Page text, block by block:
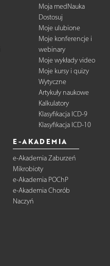
Moja medNauka
Dostosuj
Moje ulubione
Moje konferencje i
webinary
Moje wykłady video
Moje kursy i quizy
Wytyczne
Artykuły naukowe
Kalkulatory
Klasyfikacja ICD-9
Klasyfikacja ICD-10
E-AKADEMIA
e-Akademia Zaburzeń
Mikrobioty
e-Akademia POChP
e-Akademia Chorób
Naczyń